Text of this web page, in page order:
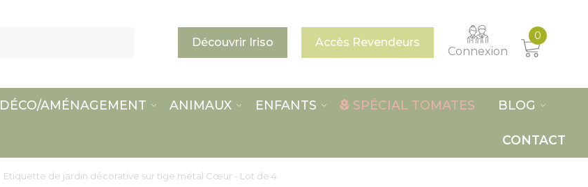
Découvrir Iriso Accès Revendeurs
Connexion
0
DÉCO/AMÉNAGEMENT ANIMAUX ENFANTS SPÉCIAL TOMATES BLOG
CONTACT
Etiquette de jardin décorative sur tige métal Cœur - Lot de 4